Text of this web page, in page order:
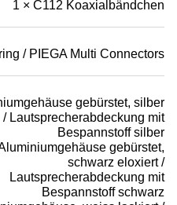
1 × C112 Koaxialbändchen
/ PIEGA Multi Connectors
gebürstet, silber
/ Lautsprecherabdeckung mit
Bespannstoff silber
gebürstet,
schwarz eloxiert /
Lautsprecherabdeckung mit
Bespannstoff schwarz